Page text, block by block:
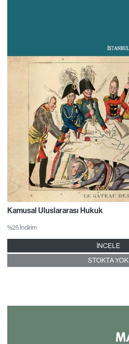
Kamusal Uluslararası Hukuk
%25 İndirim
İNCELE
STOKTA YOK